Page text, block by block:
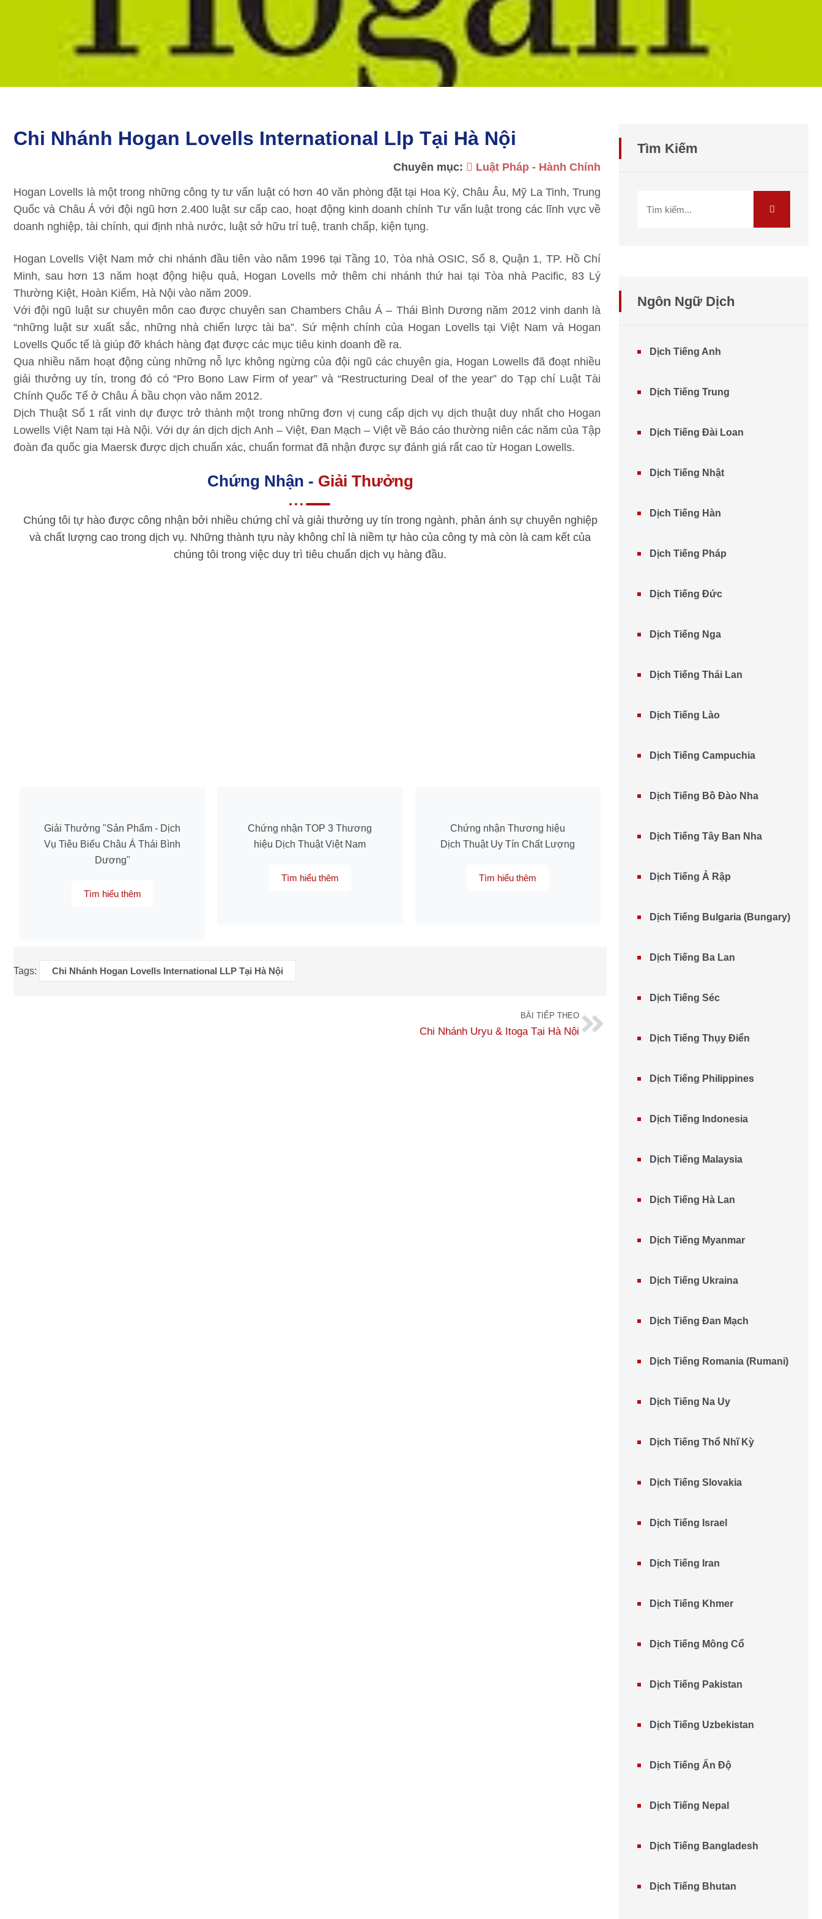
Chi Nhánh Hogan Lovells International Llp Tại Hà Nội
Chuyên mục: Luật Pháp - Hành Chính
Hogan Lovells là một trong những công ty tư vấn luật có hơn 40 văn phòng đặt tại Hoa Kỳ, Châu Âu, Mỹ La Tinh, Trung
Quốc và Châu Á với đội ngũ hơn 2.400 luật sư cấp cao, hoạt động kinh doanh chính Tư vấn luật trong các lĩnh vực về
doanh nghiệp, tài chính, qui định nhà nước, luật sở hữu trí tuệ, tranh chấp, kiện tụng.
Hogan Lovells Việt Nam mở chi nhánh đầu tiên vào năm 1996 tại Tầng 10, Tòa nhà OSIC, Số 8, Quận 1, TP. Hồ Chí
Minh, sau hơn 13 năm hoạt động hiệu quả, Hogan Lovells mở thêm chi nhánh thứ hai tại Tòa nhà Pacific, 83 Lý
Thường Kiệt, Hoàn Kiếm, Hà Nội vào năm 2009.
Với đội ngũ luật sư chuyên môn cao được chuyên san Chambers Châu Á – Thái Bình Dương năm 2012 vinh danh là
“những luật sư xuất sắc, những nhà chiến lược tài ba”. Sứ mệnh chính của Hogan Lovells tại Việt Nam và Hogan
Lovells Quốc tế là giúp đỡ khách hàng đạt được các mục tiêu kinh doanh đề ra.
Qua nhiều năm hoạt động cùng những nỗ lực không ngừng của đội ngũ các chuyên gia, Hogan Lowells đã đoạt nhiều
giải thưởng uy tín, trong đó có “Pro Bono Law Firm of year” và “Restructuring Deal of the year” do Tạp chí Luật Tài
Chính Quốc Tế ở Châu Á bầu chọn vào năm 2012.
Dịch Thuật Số 1 rất vinh dự được trở thành một trong những đơn vị cung cấp dịch vụ dịch thuật duy nhất cho Hogan
Lowells Việt Nam tại Hà Nội. Với dự án dịch dịch Anh – Việt, Đan Mạch – Việt về Báo cáo thường niên các năm của Tập
đoàn đa quốc gia Maersk được dịch chuẩn xác, chuẩn format đã nhận được sự đánh giá rất cao từ Hogan Lowells.
Chứng Nhận - Giải Thưởng
Chúng tôi tự hào được công nhận bởi nhiều chứng chỉ và giải thưởng uy tín trong ngành, phản ánh sự chuyên nghiệp
và chất lượng cao trong dịch vụ. Những thành tựu này không chỉ là niềm tự hào của công ty mà còn là cam kết của
chúng tôi trong việc duy trì tiêu chuẩn dịch vụ hàng đầu.
Giải Thưởng "Sản Phẩm - Dịch
Vụ Tiêu Biểu Châu Á Thái Bình
Dương"
Tìm hiểu thêm
Chứng nhận TOP 3 Thương
hiệu Dịch Thuật Việt Nam
Tìm hiểu thêm
Chứng nhận Thương hiệu
Dịch Thuật Uy Tín Chất Lượng
Tìm hiểu thêm
Tags: Chi Nhánh Hogan Lovells International LLP Tại Hà Nội
BÀI TIẾP THEO
Chi Nhánh Uryu & Itoga Tại Hà Nội
Tìm Kiếm
Ngôn Ngữ Dịch
Dịch Tiếng Anh
Dịch Tiếng Trung
Dịch Tiếng Đài Loan
Dịch Tiếng Nhật
Dịch Tiếng Hàn
Dịch Tiếng Pháp
Dịch Tiếng Đức
Dịch Tiếng Nga
Dịch Tiếng Thái Lan
Dịch Tiếng Lào
Dịch Tiếng Campuchia
Dịch Tiếng Bồ Đào Nha
Dịch Tiếng Tây Ban Nha
Dịch Tiếng Ả Rập
Dịch Tiếng Bulgaria (Bungary)
Dịch Tiếng Ba Lan
Dịch Tiếng Séc
Dịch Tiếng Thụy Điển
Dịch Tiếng Philippines
Dịch Tiếng Indonesia
Dịch Tiếng Malaysia
Dịch Tiếng Hà Lan
Dịch Tiếng Myanmar
Dịch Tiếng Ukraina
Dịch Tiếng Đan Mạch
Dịch Tiếng Romania (Rumani)
Dịch Tiếng Na Uy
Dịch Tiếng Thổ Nhĩ Kỳ
Dịch Tiếng Slovakia
Dịch Tiếng Israel
Dịch Tiếng Iran
Dịch Tiếng Khmer
Dịch Tiếng Mông Cổ
Dịch Tiếng Pakistan
Dịch Tiếng Uzbekistan
Dịch Tiếng Ấn Độ
Dịch Tiếng Nepal
Dịch Tiếng Bangladesh
Dịch Tiếng Bhutan